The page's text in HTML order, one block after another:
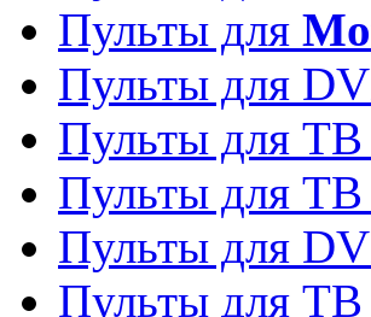
Пульты для
Пульты для
Пульты для ТВ
Пульты для ТВ
Пульты для
Пульты для ТВ